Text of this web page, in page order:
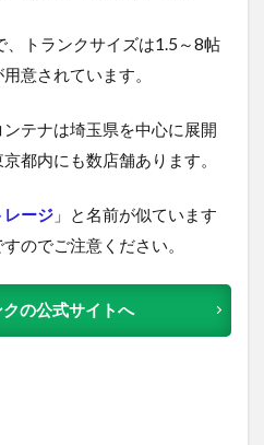
トランクサイズは1.5～8帖
意されています。
テナは埼玉県を中心に展開
都内にも数店舗あります。
レージ 」と名前が似ています
のでご注意ください。
の公式サイトへ